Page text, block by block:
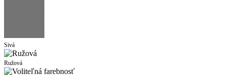
Sivá
Ružová